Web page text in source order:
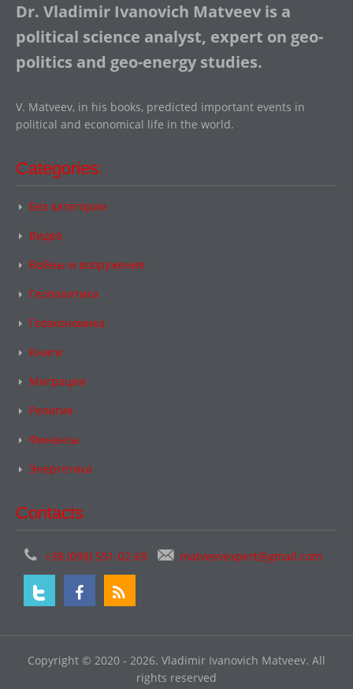
Dr. Vladimir Ivanovich Matveev is a
political science analyst, expert on geo-
politics and geo-energy studies.
V. Matveev, in his books, predicted important events in
political and economical life in the world.
Categories:
Без категории
Видео
Войны и вооружение
Геополитика
Геоэкономика
Книги
Миграции
Религия
Финансы
Энергетика
Contacts
+38 (098) 551-02-69 matveevexpert@gmail.com
Copyright © 2020 - 2026. Vladimir Ivanovich Matveev. All
rights reserved